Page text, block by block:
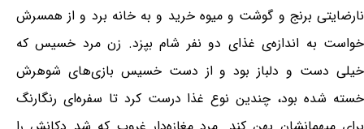
نارضایتی برنج و گوشت و میوه خرید و به خانه برد و از همسرش
خواست به اندازه‌ی غذای دو نفر شام بپزد. زن مرد خسیس که
خیلی دست و دلباز بود و از دست خسیس بازی‌های شوهرش
خسته شده بود، چندین نوع غذا درست کرد تا سفره‌ای رنگارنگ